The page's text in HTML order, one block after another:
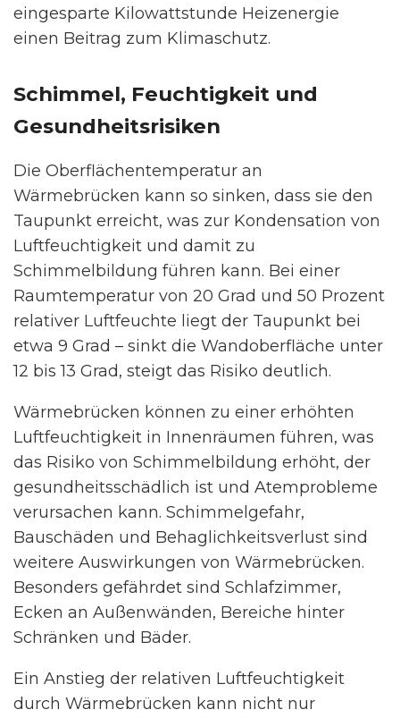
eingesparte Kilowattstunde Heizenergie
einen Beitrag zum Klimaschutz.
Schimmel, Feuchtigkeit und
Gesundheitsrisiken
Die Oberflächentemperatur an
Wärmebrücken kann so sinken, dass sie den
Taupunkt erreicht, was zur Kondensation von
Luftfeuchtigkeit und damit zu
Schimmelbildung führen kann. Bei einer
Raumtemperatur von 20 Grad und 50 Prozent
relativer Luftfeuchte liegt der Taupunkt bei
etwa 9 Grad – sinkt die Wandoberfläche unter
12 bis 13 Grad, steigt das Risiko deutlich.
Wärmebrücken können zu einer erhöhten
Luftfeuchtigkeit in Innenräumen führen, was
das Risiko von Schimmelbildung erhöht, der
gesundheitsschädlich ist und Atemprobleme
verursachen kann. Schimmelgefahr,
Bauschäden und Behaglichkeitsverlust sind
weitere Auswirkungen von Wärmebrücken.
Besonders gefährdet sind Schlafzimmer,
Ecken an Außenwänden, Bereiche hinter
Schränken und Bäder.
Ein Anstieg der relativen Luftfeuchtigkeit
durch Wärmebrücken kann nicht nur